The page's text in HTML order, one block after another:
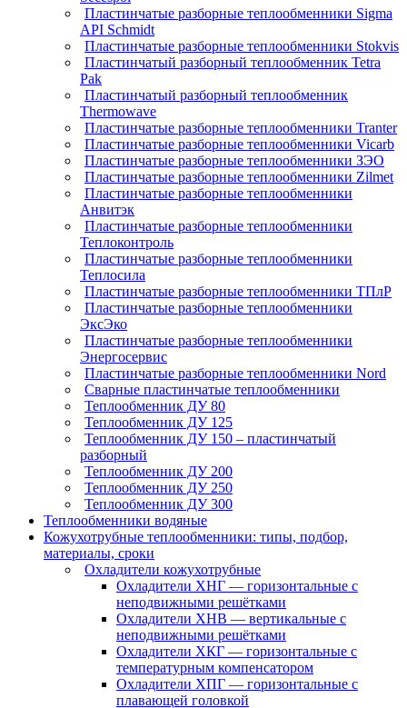
Пластинчатые разборные теплообменники Sigma
API Schmidt
Пластинчатые разборные теплообменники Stokvis
Пластинчатый разборный теплообменник Tetra
Pak
Пластинчатый разборный теплообменник
Thermowave
Пластинчатые разборные теплообменники Tranter
Пластинчатые разборные теплообменники Vicarb
Пластинчатые разборные теплообменники ЗЭО
Пластинчатые разборные теплообменники Zilmet
Пластинчатые разборные теплообменники
Анвитэк
Пластинчатые разборные теплообменники
Теплоконтроль
Пластинчатые разборные теплообменники
Теплосила
Пластинчатые разборные теплообменники ТПлР
Пластинчатые разборные теплообменники
ЭксЭко
Пластинчатые разборные теплообменники
Энергосервис
Пластинчатые разборные теплообменники Nord
Сварные пластинчатые теплообменники
Теплообменник ДУ 80
Теплообменник ДУ 125
Теплообменник ДУ 150 – пластинчатый
разборный
Теплообменник ДУ 200
Теплообменник ДУ 250
Теплообменник ДУ 300
Теплообменники водяные
Кожухотрубные теплообменники: типы, подбор,
материалы, сроки
Охладители кожухотрубные
Охладители ХНГ — горизонтальные с
неподвижными решётками
Охладители ХНВ — вертикальные с
неподвижными решётками
Охладители ХКГ — горизонтальные с
температурным компенсатором
Охладители ХПГ — горизонтальные с
плавающей головкой